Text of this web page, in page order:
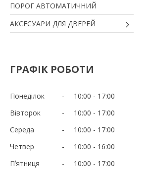
ПОРОГ АВТОМАТИЧНИЙ
АКСЕСУАРИ ДЛЯ ДВЕРЕЙ
ГРАФІК РОБОТИ
Понеділок 10:00
17:00
Вівторок
10:00
17:00
Середа
10:00
17:00
Четвер
10:00
16:00
Пʼятниця
10:00
17:00